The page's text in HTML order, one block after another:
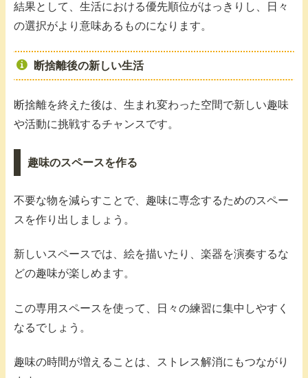
結果として、生活における優先順位がはっきりし、日々
の選択がより意味あるものになります。
断捨離後の新しい生活
断捨離を終えた後は、生まれ変わった空間で新しい趣味
や活動に挑戦するチャンスです。
趣味のスペースを作る
不要な物を減らすことで、趣味に専念するためのスペー
スを作り出しましょう。
新しいスペースでは、絵を描いたり、楽器を演奏するな
どの趣味が楽しめます。
この専用スペースを使って、日々の練習に集中しやすく
なるでしょう。
趣味の時間が増えることは、ストレス解消にもつながり